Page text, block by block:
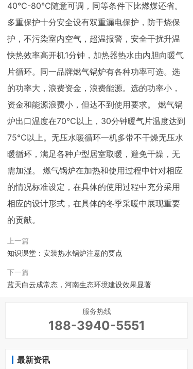
40℃-80℃随意可调，同等条件下比燃煤还省。
多重保护十分安全设有双重漏电保护，防干烧保
护，不污染室内空气，超温报警，安全干扰升温
快热效率高开机1分钟，加热器热水由内胆向暖气
片循环。同一品牌燃气锅炉有各种功率可选。选
的功率大，浪费资金，浪费能源。选的功率小，
资金和能源浪费小，但达不到使用要求。 燃气锅
炉出口温度在70℃以上，30分钟暖气片温度达到
75℃以上。无压水暖循环一机多带不干燥无压水
暖循环，满足各种户型居室取暖，避免干燥，无
需加湿。 燃气锅炉在加热和使用过程中针对相应
的情况标准设定，在具体的使用过程中充分采用
相应的设计形式，在具体的冬季采暖中展现重要
的贡献。
上一篇
知识课堂：安装热水锅炉注意的要点
下一篇
蓝天白云成常态，河南生态环境建设效果显著
服务热线
188-3940-5551
最新资讯